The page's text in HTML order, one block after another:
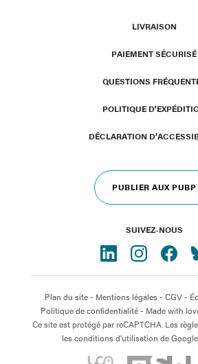
LIVRAISON
PAIEMENT SÉCURISÉ
QUESTIONS
POLITIQUE
DÉCLARATION
PUBLIER AUX PUBP
SUIVEZ-NOUS
Plan du site- Mentions légales- CGV-
Politique de confidentialité- Made with
Ce site est protégé par reCAPTCHA. Les
les conditions d'utilisation de